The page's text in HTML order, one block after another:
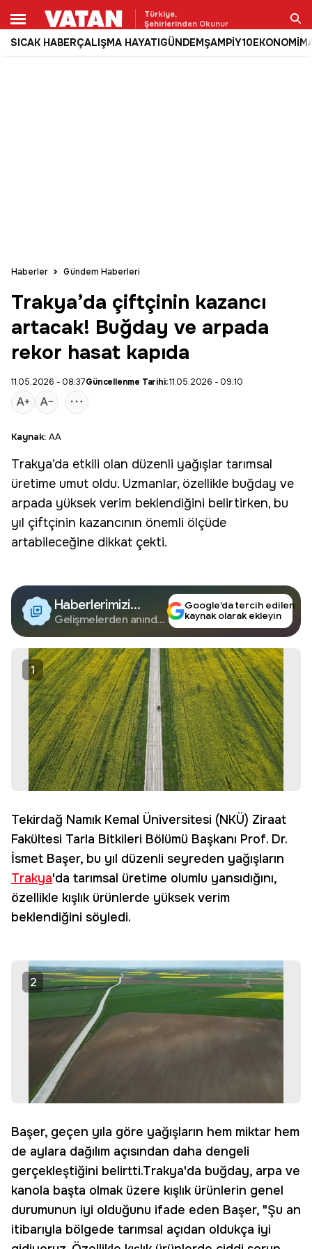
Türkiye,
Şehirlerinden Okunur
SICAK HABERÇALIŞMA HAYATIGÜNDEMŞAMPİY10EKONOMİ
Ara
Haberler Gündem Haberleri
Trakya’da çiftçinin kazancı
artacak! Buğday ve arpada
rekor hasat kapıda
11.05.2026 - 08:37Güncellenme Tarihi:11.05.2026 - 09:10
Kaynak: AA
Trakya’da etkili olan düzenli yağışlar tarımsal
üretime umut oldu. Uzmanlar, özellikle buğday ve
arpada yüksek verim beklendiğini belirtirken, bu
yıl çiftçinin kazancının önemli ölçüde
artabileceğine dikkat çekti.
Haberlerimizi
Google'da Takip
Edin
Gelişmelerden anında
Google’da tercih edilen
kaynak olarak ekleyin
1
Tekirdağ Namık Kemal Üniversitesi (NKÜ) Ziraat
Fakültesi Tarla Bitkileri Bölümü Başkanı Prof. Dr.
İsmet Başer, bu yıl düzenli seyreden yağışların
Trakya'da tarımsal üretime olumlu yansıdığını,
özellikle kışlık ürünlerde yüksek verim
beklendiğini söyledi.
2
Başer, geçen yıla göre yağışların hem miktar hem
de aylara dağılım açısından daha dengeli
gerçekleştiğini belirtti.Trakya'da buğday, arpa ve
kanola başta olmak üzere kışlık ürünlerin genel
durumunun iyi olduğunu ifade eden Başer, "Şu an
itibarıyla bölgede tarımsal açıdan oldukça iyi